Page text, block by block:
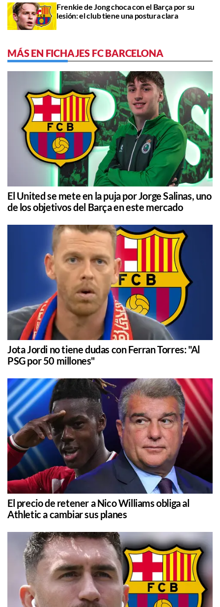
Frenkie de Jong choca con el Barça por su
lesión: el club tiene una postura clara
MÁS EN FICHAJES FC BARCELONA
El United se mete en la puja por Jorge Salinas, uno
de los objetivos del Barça en este mercado
Jota Jordi no tiene dudas con Ferran Torres: "Al
PSG por 50 millones"
El precio de retener a Nico Williams obliga al
Athletic a cambiar sus planes